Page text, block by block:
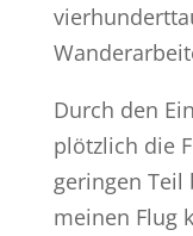
Durch den
plötzlich die
geringen
meinen Flug